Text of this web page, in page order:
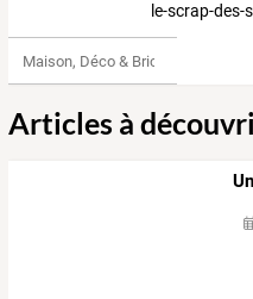
le-scrap-des-
Maison, Déco & Bricolage
Articles à